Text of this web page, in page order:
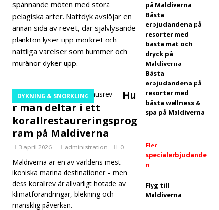
r
here
Initia
tive"
för
spännande möten med stora
pelagiska arter. Nattdyk avslöjar en
annan sida av revet, där självlysande
plankton lyser upp mörkret och
nattliga varelser som hummer och
muränor dyker upp.
DYKNING & SNORKLING
Hu
r man deltar i ett
korallrestaureringsprog
ram på Maldiverna
3 april 2026 administration 0
Maldiverna är en av världens mest
ikoniska marina destinationer – men
dess korallrev är allvarligt hotade av
klimatförändringar, blekning och
mänsklig påverkan.
på Maldiverna
Bästa
erbjudandena på
resorter med
bästa mat och
dryck på
Maldiverna
Bästa
erbjudandena på
resorter med
bästa wellness &
spa på Maldiverna
Fler
specialerbjudande
n
Flyg till
Maldiverna